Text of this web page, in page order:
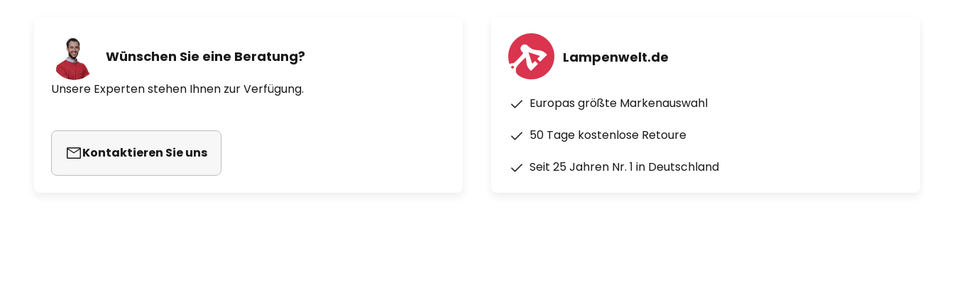
Wünschen Sie eine Beratung?
Unsere Experten stehen Ihnen zur Verfügung.
Kontaktieren Sie uns
Lampenwelt.de
Europas größte Markenauswahl
50 Tage kostenlose Retoure
Seit 25 Jahren Nr. 1 in Deutschland